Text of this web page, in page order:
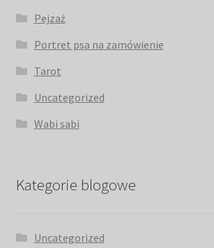
Pejzaż
Portret psa na zamówienie
Tarot
Uncategorized
Wabi sabi
Kategorie blogowe
Uncategorized